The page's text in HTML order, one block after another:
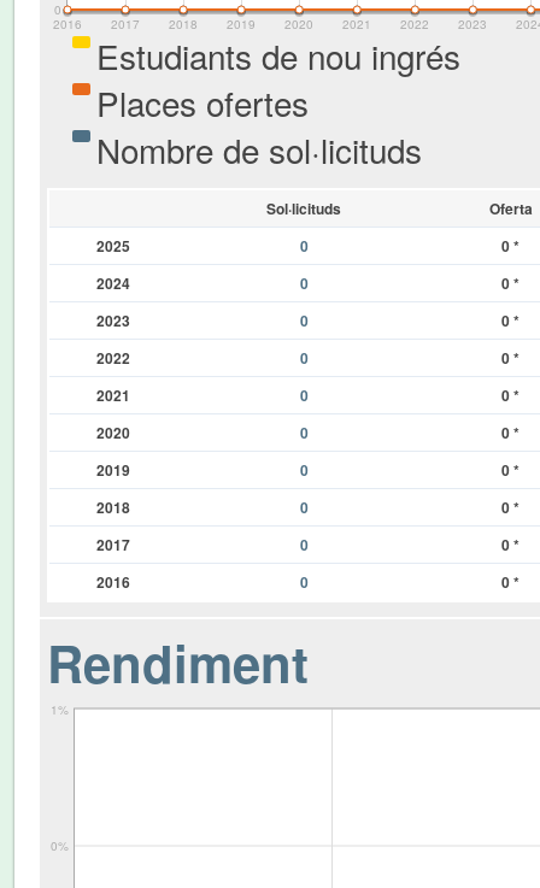
2016 2017 2018 2019 2020 2021 2022 2023
0
Estudiants de nou ingrés
Places ofertes
Nombre de sol·licituds
Sol·licituds
Oferta
2025
0 0*
2024
0 0*
2023
0 0*
2022
0 0*
2021
0 0*
2020
0 0*
2019
0 0*
2018
0 0*
2017
0 0*
2016
0 0*
Rendiment
0%
1%